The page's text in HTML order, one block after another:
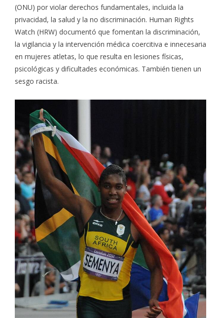
(ONU) por violar derechos fundamentales, incluida la
privacidad, la salud y la no discriminación. Human Rights
Watch (HRW) documentó que fomentan la discriminación,
la vigilancia y la intervención médica coercitiva e innecesaria
en mujeres atletas, lo que resulta en lesiones físicas,
psicológicas y dificultades económicas. También tienen un
sesgo racista.